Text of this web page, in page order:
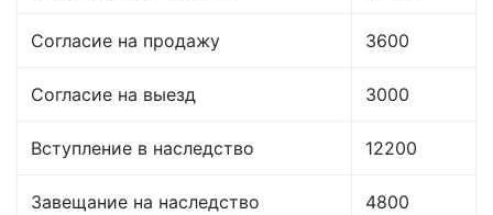
Согласие на продажу 3600
Согласие на выезд 3000
Вступление в наследство 12200
Завещание на наследство 4800